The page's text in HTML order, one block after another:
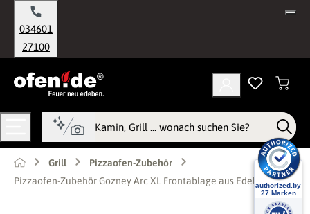
springen
034601
27100
Grill
Pizzaofen-Zubehör
Pizzaofen-Zubehör Gozney Arc XL Frontablage aus Edelstahl